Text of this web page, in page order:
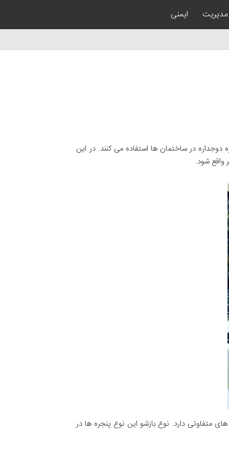
مدیریت ایمنی
دوجداره در ساختمان ها استفاده می کنند. در این
واقع شود.
متفاوتی دارد. نوع بازشو این نوع پنجره ها در